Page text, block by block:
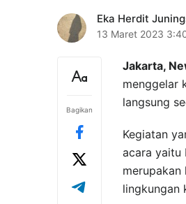
Eka Herdit
13 Maret 2023
Bagikan
Jakarta,
menggelar
langsung
Kegiatan
acara yaitu
merupakan
lingkungan